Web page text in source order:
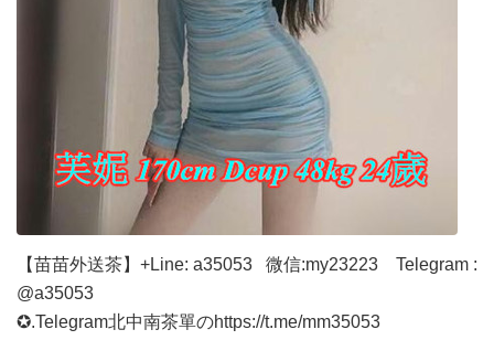
【苗苗外送茶】 +Line: a35053 微信:my23223 Telegram :
@a35053
✪.Telegram北中南茶單のhttps://t.me/mm35053